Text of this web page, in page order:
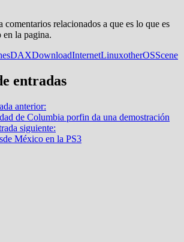
comentarios relacionados a que es lo que es
en la pagina.
DAXDownloadInternetLinuxotherOSScene
entradas
anterior:
de Columbia porfin da una demostración
siguiente:
México en la PS3